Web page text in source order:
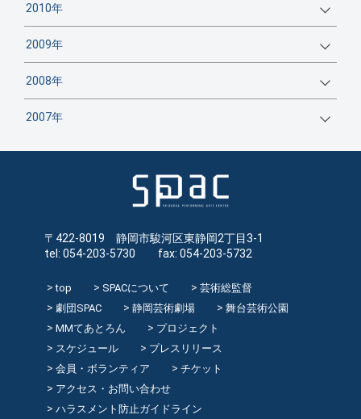
2010年
2009年
2008年
2007年
〒422-8019 静岡市駿河区東静岡2丁目3-1
tel: 054-203-5730 fax: 054-203-5732
top SPACについて
芸術総監督
劇団SPAC
静岡芸術劇場
舞台芸術公園
MMてあとろん
プロジェクト
スケジュール
プレスリリース
会員・ボランティア
チケット
アクセス・お問い合わせ
ハラスメント防止ガイドライン